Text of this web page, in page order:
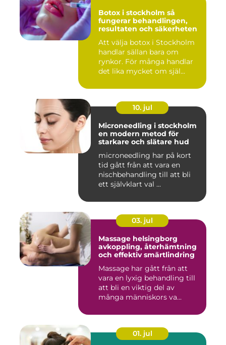
Botox i stockholm så
fungerar behandlingen,
resultaten och säkerheten
Att välja botox i Stockholm
handlar sällan bara om
rynkor. För många handlar
det lika mycket om själ...
10. jul
Microneedling i stockholm
en modern metod för
starkare och slätare hud
microneedling har på kort
tid gått från att vara en
nischbehandling till att bli
ett självklart val ...
03. jul
Massage helsingborg
avkoppling, återhämtning
och effektiv smärtlindring
Massage har gått från att
vara en lyxig behandling till
att bli en viktig del av
många människors va...
01. jul